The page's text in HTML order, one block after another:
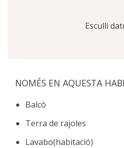
Esculli
NOMÉS EN AQUESTA
Balcó
Terra de rajoles
Lavabo(habitació)